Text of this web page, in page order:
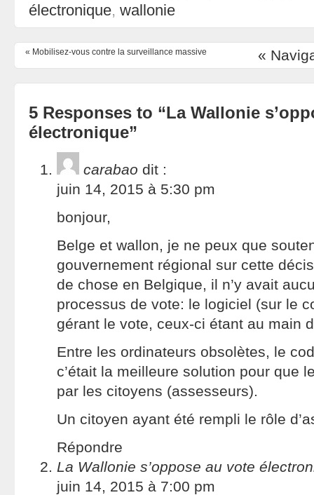
électronique, wallonie
« Mobilisez-vous contre la surveillance massive «
5 Responses to “La Wallonie
électronique”
carabao dit :
juin 14, 2015 à 5:30 pm
bonjour,
Belge et wallon, je ne peux que
gouvernement régional sur cette
de chose en Belgique, il n’y avait
processus de vote: le logiciel (sur le
gérant le vote, ceux-ci étant au main
Entre les ordinateurs obsolètes, le
c’était la meilleure solution pour que
par les citoyens (assesseurs).
Un citoyen ayant été rempli le rôle
Répondre
La Wallonie s’oppose au vote
juin 14, 2015 à 7:00 pm